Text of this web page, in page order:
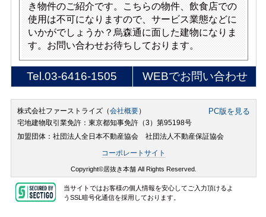
き物件のご紹介です。こちらの物件、飲食店での
使用は不可になりますので、サービス業態などに
いかがでしょうか？烏森通に面した建物になりま
す。お問い合わせお待ちしております。
Tel.03-6416-1505 WEBでお問い合わせ
株式会社ファーストライズ（会社概要） PC版を見る
宅地建物取引業免許：東京都知事免許（3）第95198号
加盟団体：社団法人全日本不動産協会 社団法人不動産保証協会
コーポレートサイト
Copyright©居抜き本舗 All Rights Reserved.
当サイトではお客様の個人情報を安心してご入力頂けるよ
うSSL暗号化通信を採用しております。